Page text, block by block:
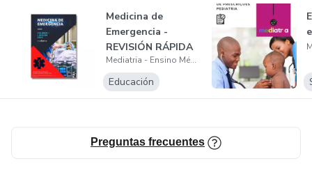
Medicina de
Emergencia -
REVISIÓN RÁPIDA​
Mediatria - Ensino Médico
Educación
Preguntas frecuentes